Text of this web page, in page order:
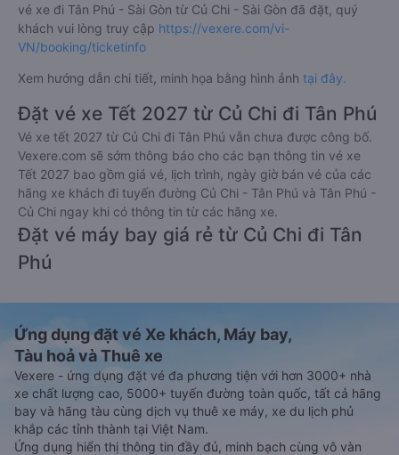
vé xe đi Tân Phú - Sài Gòn từ Củ Chi - Sài Gòn đã đặt, quý
khách vui lòng truy cập https://vexere.com/vi-
VN/booking/ticketinfo
Xem hướng dẫn chi tiết, minh họa bằng hình ảnh tại đây.
Đặt vé xe Tết 2027 từ Củ Chi đi Tân Phú
Vé xe tết 2027 từ Củ Chi đi Tân Phú vẫn chưa được công bố.
Vexere.com sẽ sớm thông báo cho các bạn thông tin vé xe
Tết 2027 bao gồm giá vé, lịch trình, ngày giờ bán vé của các
hãng xe khách đi tuyến đường Củ Chi - Tân Phú và Tân Phú -
Củ Chi ngay khi có thông tin từ các hãng xe.
Đặt vé máy bay giá rẻ từ Củ Chi đi Tân
Phú
Ứng dụng đặt vé Xe khách, Máy bay,
Tàu hoả và Thuê xe
Vexere - ứng dụng đặt vé đa phương tiện với hơn 3000+ nhà
xe chất lượng cao, 5000+ tuyến đường toàn quốc, tất cả hãng
bay và hãng tàu cùng dịch vụ thuê xe máy, xe du lịch phủ
khắp các tỉnh thành tại Việt Nam.
Ứng dụng hiển thị thông tin đầy đủ, minh bạch cùng vô vàn